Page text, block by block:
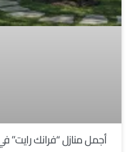
أجمل منازل “فرانك رايت”